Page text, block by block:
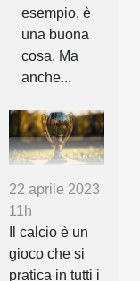
esempio, è
una buona
cosa. Ma
anche...
22 aprile 2023
11h
Il calcio è un
gioco che si
pratica in tutti i